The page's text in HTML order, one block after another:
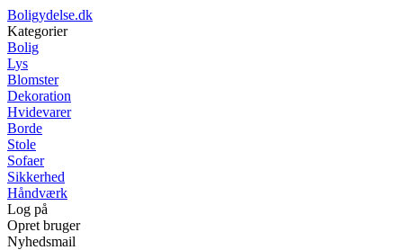
Boligydelse.dk
Kategorier
Bolig
Lys
Blomster
Dekoration
Hvidevarer
Borde
Stole
Sofaer
Sikkerhed
Håndværk
Log på
Opret bruger
Nyhedsmail